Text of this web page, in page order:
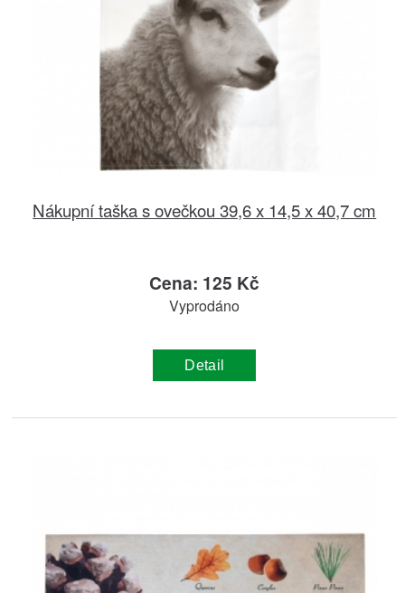
Nákupní taška s ovečkou 39,6 x 14,5 x 40,7 cm
Cena: 125 Kč
Vyprodáno
Detail